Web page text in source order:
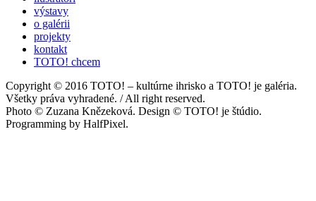
výstavy
o galérii
projekty
kontakt
TOTO! chcem
Copyright © 2016 TOTO! – kultúrne ihrisko a TOTO! je galéria.
Všetky práva vyhradené. / All right reserved.
Photo © Zuzana Knězeková. Design © TOTO! je štúdio.
Programming by HalfPixel.